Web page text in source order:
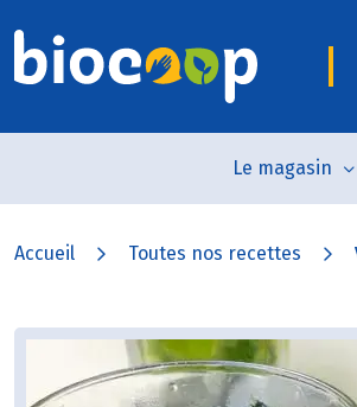
Le magasin
Accueil Toutes nos recettes